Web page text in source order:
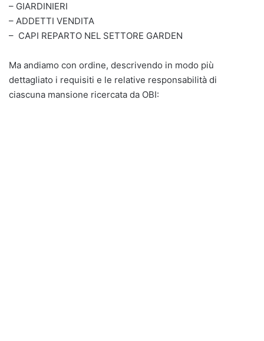
– GIARDINIERI
– ADDETTI VENDITA
– CAPI REPARTO NEL SETTORE GARDEN
Ma andiamo con ordine, descrivendo in modo più
dettagliato i requisiti e le relative responsabilità di
ciascuna mansione ricercata da OBI: